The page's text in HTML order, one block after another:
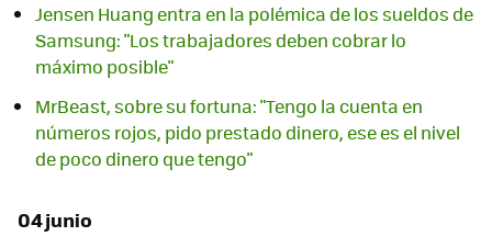
Jensen Huang entra en la polémica de los sueldos de
Samsung: "Los trabajadores deben cobrar lo
máximo posible"
MrBeast, sobre su fortuna: "Tengo la cuenta en
números rojos, pido prestado dinero, ese es el nivel
de poco dinero que tengo"
04 junio